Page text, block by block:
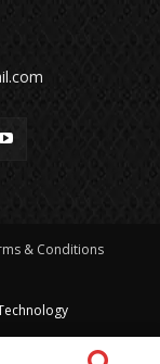
& Conditions